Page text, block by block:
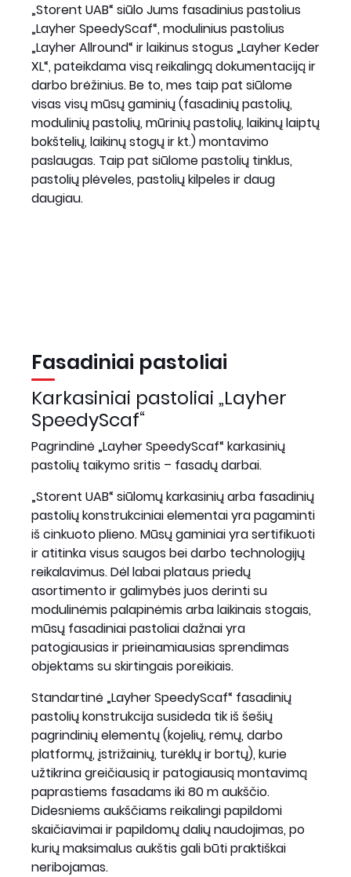
„Storent UAB“ siūlo Jums fasadinius pastolius
„Layher SpeedyScaf“, modulinius pastolius
„Layher Allround“ ir laikinus stogus „Layher Keder
XL“, pateikdama visą reikalingą dokumentaciją ir
darbo brėžinius. Be to, mes taip pat siūlome
visas visų mūsų gaminių (fasadinių pastolių,
modulinių pastolių, mūrinių pastolių, laikinų laiptų
bokštelių, laikinų stogų ir kt.) montavimo
paslaugas. Taip pat siūlome pastolių tinklus,
pastolių plėveles, pastolių kilpeles ir daug
daugiau.
Fasadiniai pastoliai
Karkasiniai pastoliai „Layher
SpeedyScaf“
Pagrindinė „Layher SpeedyScaf“ karkasinių
pastolių taikymo sritis – fasadų darbai.
„Storent UAB“ siūlomų karkasinių arba fasadinių
pastolių konstrukciniai elementai yra pagaminti
iš cinkuoto plieno. Mūsų gaminiai yra sertifikuoti
ir atitinka visus saugos bei darbo technologijų
reikalavimus. Dėl labai plataus priedų
asortimento ir galimybės juos derinti su
modulinėmis palapinėmis arba laikinais stogais,
mūsų fasadiniai pastoliai dažnai yra
patogiausias ir prieinamiausias sprendimas
objektams su skirtingais poreikiais.
Standartinė „Layher SpeedyScaf“ fasadinių
pastolių konstrukcija susideda tik iš šešių
pagrindinių elementų (kojelių, rėmų, darbo
platformų, įstrižainių, turėklų ir bortų), kurie
užtikrina greičiausią ir patogiausią montavimą
paprastiems fasadams iki 80 m aukščio.
Didesniems aukščiams reikalingi papildomi
skaičiavimai ir papildomų dalių naudojimas, po
kurių maksimalus aukštis gali būti praktiškai
neribojamas.